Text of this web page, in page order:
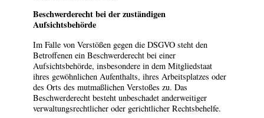
Beschwerderecht bei der zuständigen
Aufsichtsbehörde
Im Falle von Verstößen gegen die DSGVO steht den
Betroffenen ein Beschwerderecht bei einer
Aufsichtsbehörde, insbesondere in dem Mitgliedstaat
ihres gewöhnlichen Aufenthalts, ihres Arbeitsplatzes oder
des Orts des mutmaßlichen Verstoßes zu. Das
Beschwerderecht besteht unbeschadet anderweitiger
verwaltungsrechtlicher oder gerichtlicher Rechtsbehelfe.